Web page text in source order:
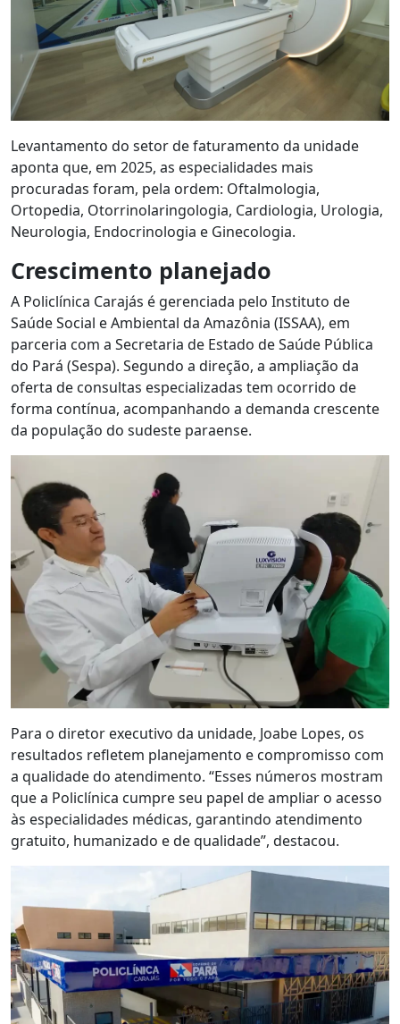
Levantamento do setor de faturamento da unidade
aponta que, em 2025, as especialidades mais
procuradas foram, pela ordem: Oftalmologia,
Ortopedia, Otorrinolaringologia, Cardiologia, Urologia,
Neurologia, Endocrinologia e Ginecologia.
Crescimento planejado
A Policlínica Carajás é gerenciada pelo Instituto de
Saúde Social e Ambiental da Amazônia (ISSAA), em
parceria com a Secretaria de Estado de Saúde Pública
do Pará (Sespa). Segundo a direção, a ampliação da
oferta de consultas especializadas tem ocorrido de
forma contínua, acompanhando a demanda crescente
da população do sudeste paraense.
Para o diretor executivo da unidade, Joabe Lopes, os
resultados refletem planejamento e compromisso com
a qualidade do atendimento. “Esses números mostram
que a Policlínica cumpre seu papel de ampliar o acesso
às especialidades médicas, garantindo atendimento
gratuito, humanizado e de qualidade”, destacou.